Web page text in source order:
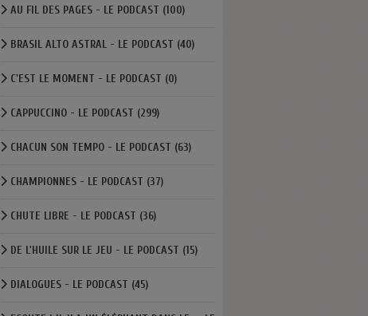
AU FIL DES PAGES - LE PODCAST (100)
BRASIL ALTO ASTRAL - LE PODCAST (40)
C'EST LE MOMENT - LE PODCAST (0)
CAPPUCCINO - LE PODCAST (299)
CHACUN SON TEMPO - LE PODCAST (63)
CHAMPIONNES - LE PODCAST (37)
CHUTE LIBRE - LE PODCAST (36)
DE L'HUILE SUR LE JEU - LE PODCAST (15)
DIALOGUES - LE PODCAST (45)